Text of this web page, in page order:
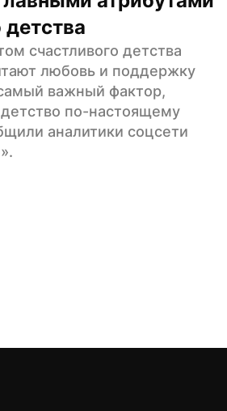
детства
счастливого детства
любовь и поддержку
важный фактор,
по-настоящему
аналитики соцсети